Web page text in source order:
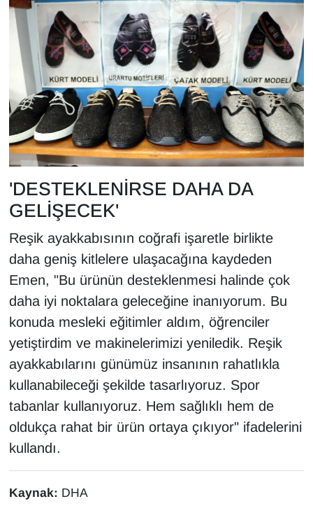
'DESTEKLENİRSE DAHA DA
GELİŞECEK'
Reşik ayakkabısının coğrafi işaretle birlikte
daha geniş kitlelere ulaşacağına kaydeden
Emen, "Bu ürünün desteklenmesi halinde çok
daha iyi noktalara geleceğine inanıyorum. Bu
konuda mesleki eğitimler aldım, öğrenciler
yetiştirdim ve makinelerimizi yeniledik. Reşik
ayakkabılarını günümüz insanının rahatlıkla
kullanabileceği şekilde tasarlıyoruz. Spor
tabanlar kullanıyoruz. Hem sağlıklı hem de
oldukça rahat bir ürün ortaya çıkıyor" ifadelerini
kullandı.
Kaynak: DHA